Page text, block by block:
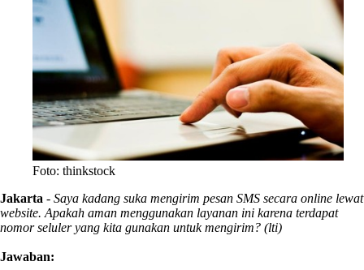
Foto: thinkstock
Jakarta - Saya kadang suka mengirim pesan SMS secara online lewat
website. Apakah aman menggunakan layanan ini karena terdapat
nomor seluler yang kita gunakan untuk mengirim? (lti)
Jawaban: